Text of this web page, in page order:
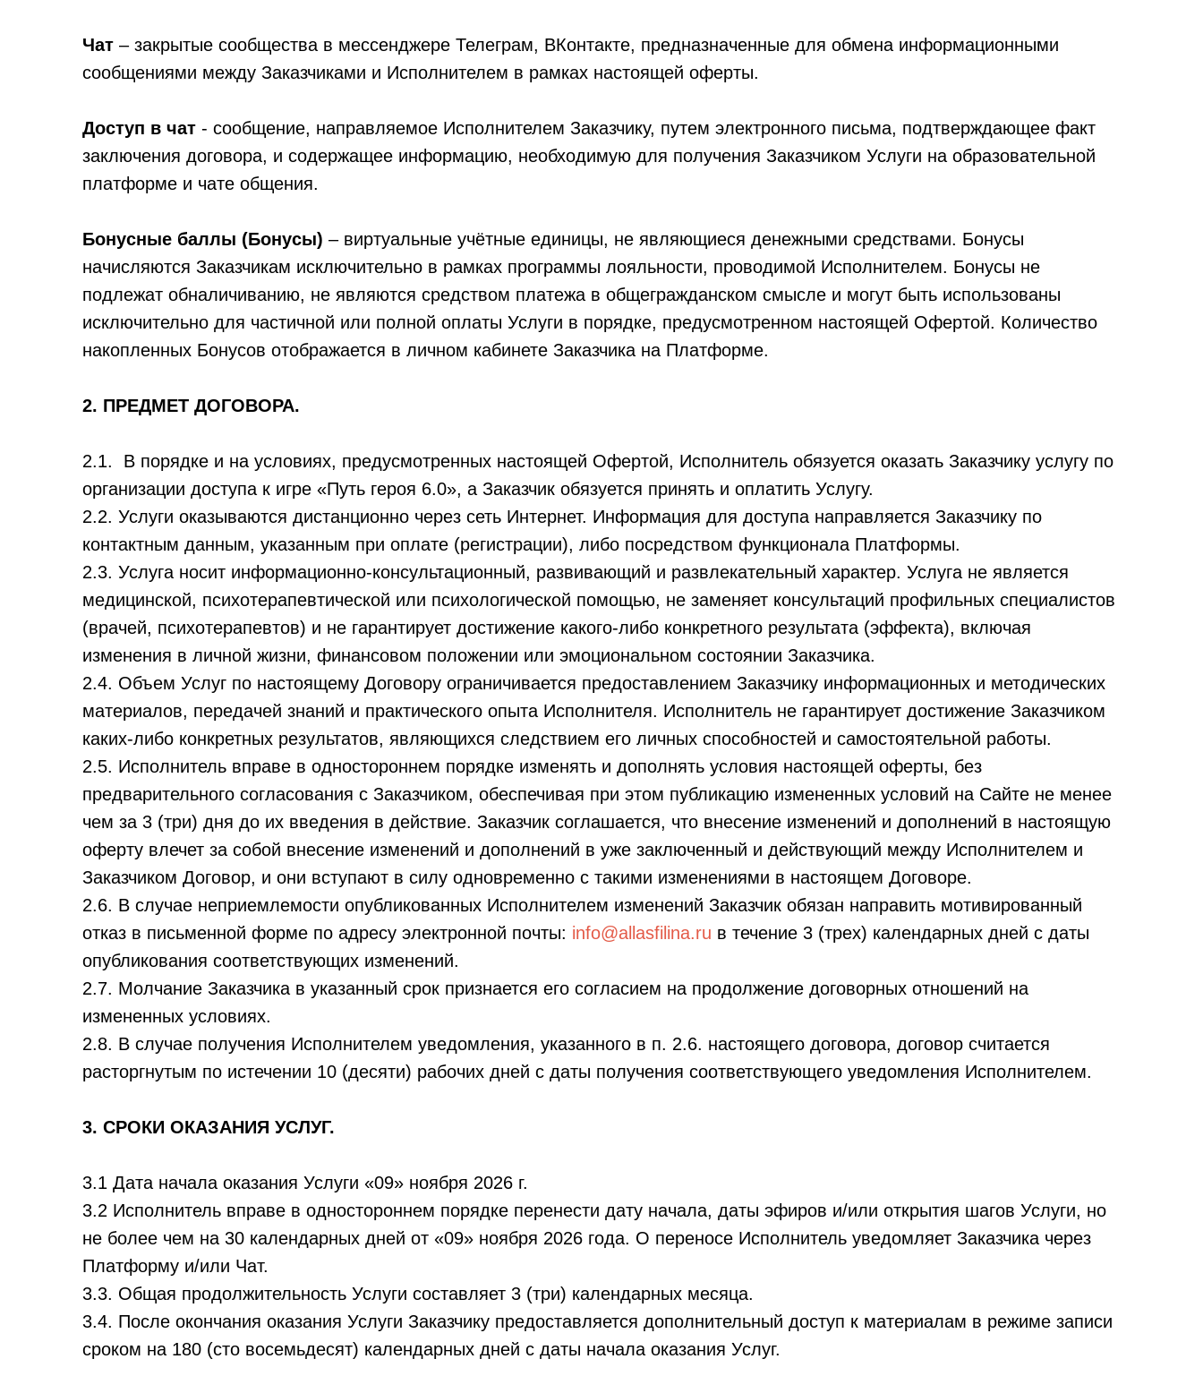
Чат – закрытые сообщества в мессенджере Телеграм, ВКонтакте, предназначенные для обмена информационными
сообщениями между Заказчиками и Исполнителем в рамках настоящей оферты.
Доступ в чат - сообщение, направляемое Исполнителем Заказчику, путем электронного письма, подтверждающее факт
заключения договора, и содержащее информацию, необходимую для получения Заказчиком Услуги на образовательной
платформе и чате общения.
Бонусные баллы (Бонусы) – виртуальные учётные единицы, не являющиеся денежными средствами. Бонусы
начисляются Заказчикам исключительно в рамках программы лояльности, проводимой Исполнителем. Бонусы не
подлежат обналичиванию, не являются средством платежа в общегражданском смысле и могут быть использованы
исключительно для частичной или полной оплаты Услуги в порядке, предусмотренном настоящей Офертой. Количество
накопленных Бонусов отображается в личном кабинете Заказчика на Платформе.
2. ПРЕДМЕТ ДОГОВОРА.
2.1. В порядке и на условиях, предусмотренных настоящей Офертой, Исполнитель обязуется оказать Заказчику услугу по
организации доступа к игре «Путь героя 6.0», а Заказчик обязуется принять и оплатить Услугу.
2.2. Услуги оказываются дистанционно через сеть Интернет. Информация для доступа направляется Заказчику по
контактным данным, указанным при оплате (регистрации), либо посредством функционала Платформы.
2.3. Услуга носит информационно-консультационный, развивающий и развлекательный характер. Услуга не является
медицинской, психотерапевтической или психологической помощью, не заменяет консультаций профильных специалистов
(врачей, психотерапевтов) и не гарантирует достижение какого-либо конкретного результата (эффекта), включая
изменения в личной жизни, финансовом положении или эмоциональном состоянии Заказчика.
2.4. Объем Услуг по настоящему Договору ограничивается предоставлением Заказчику информационных и методических
материалов, передачей знаний и практического опыта Исполнителя. Исполнитель не гарантирует достижение Заказчиком
каких-либо конкретных результатов, являющихся следствием его личных способностей и самостоятельной работы.
2.5. Исполнитель вправе в одностороннем порядке изменять и дополнять условия настоящей оферты, без
предварительного согласования с Заказчиком, обеспечивая при этом публикацию измененных условий на Сайте не менее
чем за 3 (три) дня до их введения в действие. Заказчик соглашается, что внесение изменений и дополнений в настоящую
оферту влечет за собой внесение изменений и дополнений в уже заключенный и действующий между Исполнителем и
Заказчиком Договор, и они вступают в силу одновременно с такими изменениями в настоящем Договоре.
2.6. В случае неприемлемости опубликованных Исполнителем изменений Заказчик обязан направить мотивированный
отказ в письменной форме по адресу электронной почты: info@allasfilina.ru в течение 3 (трех) календарных дней с даты
опубликования соответствующих изменений.
2.7. Молчание Заказчика в указанный срок признается его согласием на продолжение договорных отношений на
измененных условиях.
2.8. В случае получения Исполнителем уведомления, указанного в п. 2.6. настоящего договора, договор считается
расторгнутым по истечении 10 (десяти) рабочих дней с даты получения соответствующего уведомления Исполнителем.
3. СРОКИ ОКАЗАНИЯ УСЛУГ.
3.1 Дата начала оказания Услуги «09» ноября 2026 г.
3.2 Исполнитель вправе в одностороннем порядке перенести дату начала, даты эфиров и/или открытия шагов Услуги, но
не более чем на 30 календарных дней от «09» ноября 2026 года. О переносе Исполнитель уведомляет Заказчика через
Платформу и/или Чат.
3.3. Общая продолжительность Услуги составляет 3 (три) календарных месяца.
3.4. После окончания оказания Услуги Заказчику предоставляется дополнительный доступ к материалам в режиме записи
сроком на 180 (сто восемьдесят) календарных дней с даты начала оказания Услуг.